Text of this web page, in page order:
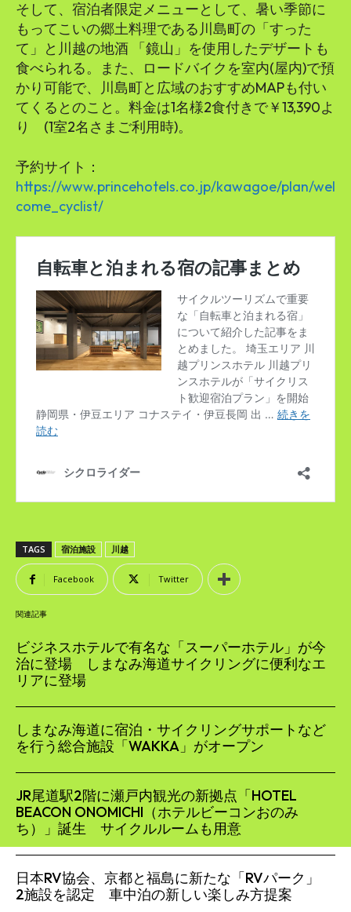
そして、宿泊者限定メニューとして、暑い季節に
もってこいの郷土料理である川島町の「すった
て」と川越の地酒 「鏡山」を使用したデザートも
食べられる。また、ロードバイクを室内(屋内)で預
かり可能で、川島町と広域のおすすめMAPも付い
てくるとのこと。料金は1名様2食付きで￥13,390よ
り (1室2名さまご利用時)。
予約サイト：
https://www.princehotels.co.jp/kawagoe/plan/wel
come_cyclist/
TAGS 宿泊施設 川越
Facebook Twitter
関連記事
ビジネスホテルで有名な「スーパーホテル」が今
治に登場 しまなみ海道サイクリングに便利なエ
リアに登場
しまなみ海道に宿泊・サイクリングサポートなど
を行う総合施設「WAKKA」がオープン
JR尾道駅2階に瀬戸内観光の新拠点「HOTEL
BEACON ONOMICHI（ホテルビーコンおのみ
ち）」誕⽣ サイクルルームも用意
日本RV協会、京都と福島に新たな「RVパーク」
2施設を認定 車中泊の新しい楽しみ方提案